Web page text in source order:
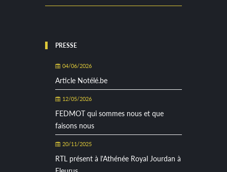
PRESSE
04/06/2026
Article Notélé.be
12/05/2026
FEDMOT qui sommes nous et que
faisons nous
20/11/2025
RTL présent à l'Athénée Royal Jourdan à